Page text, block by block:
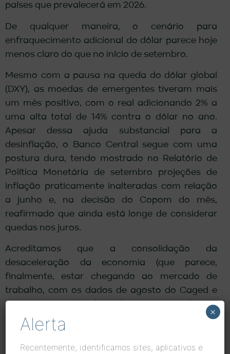
países que prevalecerá em 2026.
De qualquer maneira, o cenário para
enfraquecimento adicional do dólar parece hoje
menos claro do que no início de setembro.
Mesmo com a pausa na queda do dólar global
(DXY), as moedas de emergentes tiveram mais
um mês positivo, com o real adicionando 2% a
uma alta total de 14% contra o dólar no ano.
Apesar dessa ajuda substancial para a
desinflação, o Banco Central segue com uma
postura dura, tendo mostrado no Relatório de
Política Monetária de setembro projeções de
inflação praticamente inalteradas com relação
a junho e, na decisão do Copom do mês,
reafirmado que ainda está longe de considerar
quedas nos juros.
Acreditamos que a consolidação da
desaceleração da economia (que parece,
finalmente, estar chegando ao mercado de
trabalho, com os dados de agosto do Caged e
da PNADc indicado substancial queda na
criação de empregos) e o cenário ligeiramente
mais benigno para inflação levarão o BC a
reavaliar essa postura, mas ainda estamos a
Alerta
Recentemente, identificamos sites, aplicativos e
×